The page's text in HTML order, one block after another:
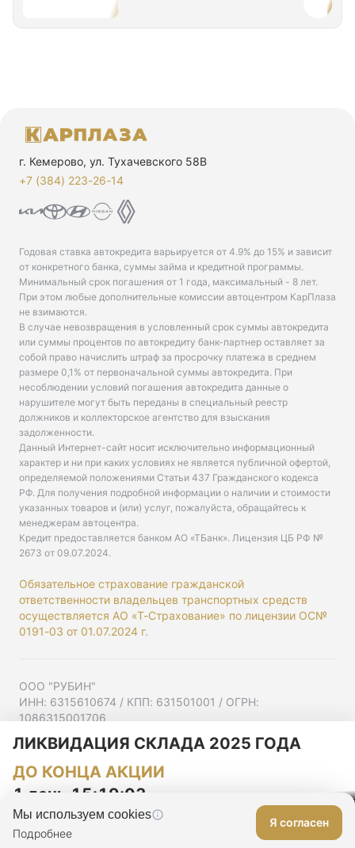
г. Кемерово, ул. Тухачевского 58В
+7 (384) 223-26-14‬
Годовая ставка автокредита варьируется от 4.9% до 15% и зависит
от конкретного банка, суммы займа и кредитной программы.
Минимальный срок погашения от 1 года, максимальный - 8 лет.
При этом любые дополнительные комиссии автоцентром КарПлаза
не взимаются.
В случае невозвращения в условленный срок суммы автокредита
или суммы процентов по автокредиту банк-партнер оставляет за
собой право начислить штраф за просрочку платежа в среднем
размере 0,1% от первоначальной суммы автокредита. При
несоблюдении условий погашения автокредита данные о
нарушителе могут быть переданы в специальный реестр
должников и коллекторское агентство для взыскания
задолженности.
Данный Интернет-сайт носит исключительно информационный
характер и ни при каких условиях не является публичной офертой,
определяемой положениями Статьи 437 Гражданского кодекса
РФ. Для получения подробной информации о наличии и стоимости
указанных товаров и (или) услуг, пожалуйста, обращайтесь к
менеджерам автоцентра.
Кредит предоставляется банком АО «ТБанк». Лицензия ЦБ РФ №
2673 от 09.07.2024.
Обязательное страхование гражданской
ответственности владельцев транспортных средств
осуществляется АО «Т-Страхование» по лицензии ОС№
0191-03 от 01.07.2024 г.
ООО "РУБИН"
ИНН: 6315610674 / КПП: 631501001 / ОГРН:
1086315001706
Ульяновская ул, д. 52/55, помещ. 9-18
Согласие на рекламную рассылку
Политика конфиденциальности
Мы используем cookies
Подробнее
Я согласен
ЛИКВИДАЦИЯ СКЛАДА 2025 ГОДА
ДО КОНЦА АКЦИИ
1 день 15:19:02
Оставить заявку